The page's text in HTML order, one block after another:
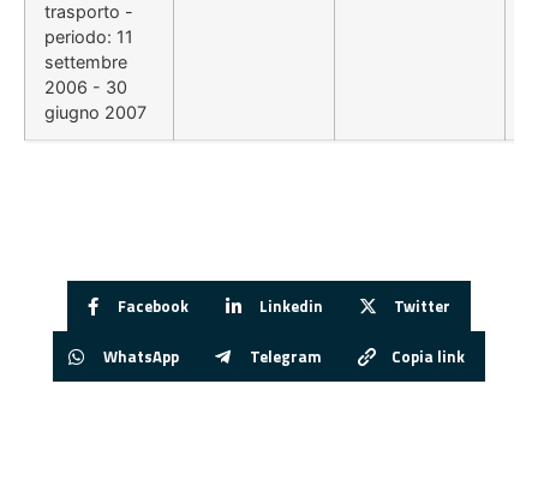
trasporto -
periodo: 11
settembre
2006 - 30
giugno 2007
Facebook Linkedin Twitter
WhatsApp Telegram Copia link